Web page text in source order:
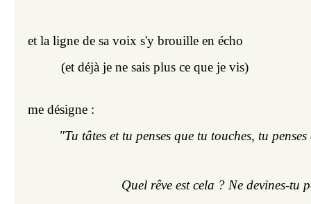
et la ligne de sa voix s'y brouille en écho
(et déjà je ne sais plus ce que je vis)
me désigne :
"Tu tâtes et tu penses que tu touches, tu
Quel rêve est cela ? Ne devines-tu